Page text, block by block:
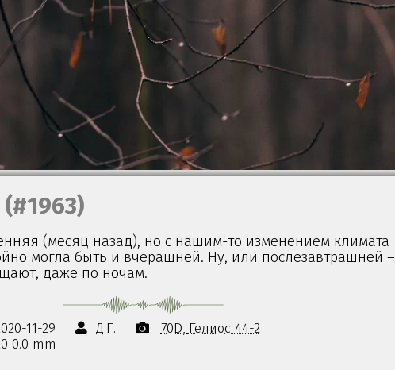
(#1963)
(месяц назад), но с нашим-то изменением климата
могла быть и вчерашней. Ну, или послезавтрашней –
даже по ночам.
11-29 Д.Г. 70D Гелиос 44-2
0.0 mm